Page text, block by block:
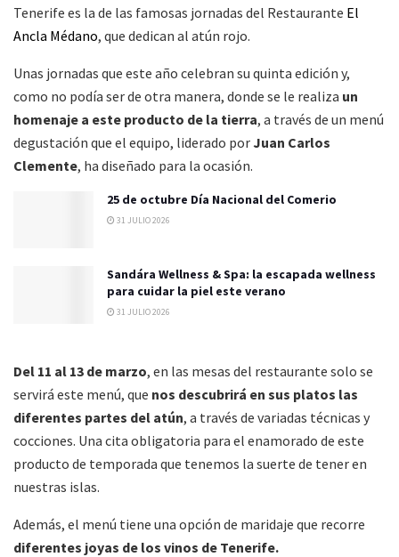
Tenerife es la de las famosas jornadas del Restaurante El
Ancla Médano, que dedican al atún rojo.
Unas jornadas que este año celebran su quinta edición y,
como no podía ser de otra manera, donde se le realiza un
homenaje a este producto de la tierra, a través de un menú
degustación que el equipo, liderado porJuan Carlos
Clemente, ha diseñado para la ocasión.
25 de octubre Día Nacional del Comerio
31 JULIO 2026
Sandára Wellness & Spa: la escapada wellness
para cuidar la piel este verano
31 JULIO 2026
Del 11 al 13 de marzo, en las mesas del restaurante solo se
servirá este menú, que nos descubrirá en sus platos las
diferentes partes del atún, a través de variadas técnicas y
cocciones. Una cita obligatoria para el enamorado de este
producto de temporada que tenemos la suerte de tener en
nuestras islas.
Además, el menú tiene una opción de maridaje que recorre
diferentes joyas de los vinos de Tenerife.